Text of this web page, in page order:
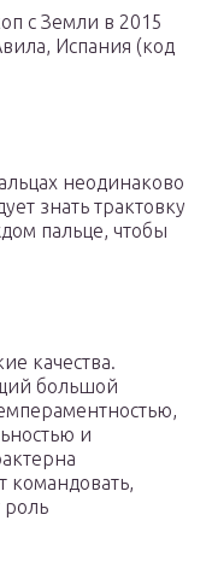
с Земли в 2015
Испания (код
неодинаково
знать трактовку
пальце, чтобы
качества.
большой
и
командовать,
роль